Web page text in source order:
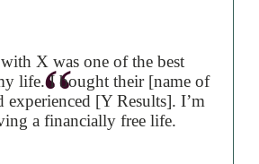
“
X was one of the best
life. I bought their [name of
experienced [Y Results]. I’m
a financially free life.